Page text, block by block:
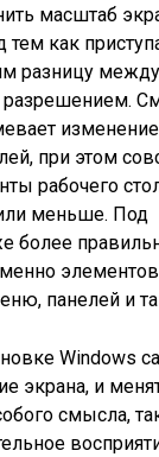
масштаб
как
разницу между
при этом
рабочего
меньше. Под
более
панелей и
Windows
экрана, и
смысла,